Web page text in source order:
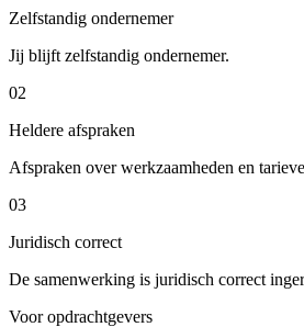
Zelfstandig ondernemer
Jij blijft zelfstandig ondernemer.
02
Heldere afspraken
Afspraken over werkzaamheden en
03
Juridisch correct
De samenwerking is juridisch correct
Voor opdrachtgevers